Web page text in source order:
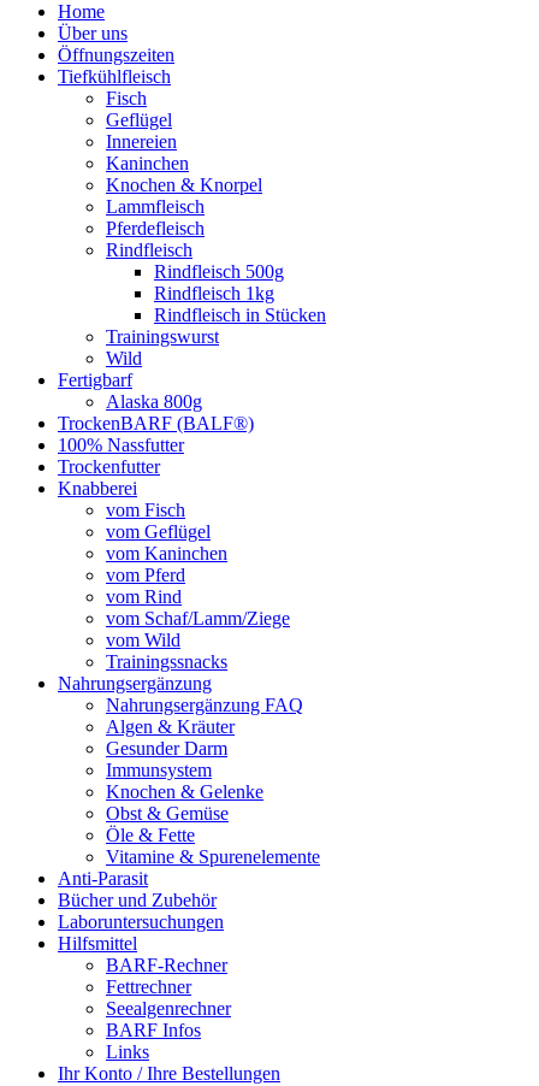
Home
Über uns
Öffnungszeiten
Tiefkühlfleisch
Fisch
Geflügel
Innereien
Kaninchen
Knochen & Knorpel
Lammfleisch
Pferdefleisch
Rindfleisch
Rindfleisch 500g
Rindfleisch 1kg
Rindfleisch in Stücken
Trainingswurst
Wild
Fertigbarf
Alaska 800g
TrockenBARF (BALF®)
100% Nassfutter
Trockenfutter
Knabberei
vom Fisch
vom Geflügel
vom Kaninchen
vom Pferd
vom Rind
vom Schaf/Lamm/Ziege
vom Wild
Trainingssnacks
Nahrungsergänzung
Nahrungsergänzung FAQ
Algen & Kräuter
Gesunder Darm
Immunsystem
Knochen & Gelenke
Obst & Gemüse
Öle & Fette
Vitamine & Spurenelemente
Anti-Parasit
Bücher und Zubehör
Laboruntersuchungen
Hilfsmittel
BARF-Rechner
Fettrechner
Seealgenrechner
BARF Infos
Links
Ihr Konto / Ihre Bestellungen